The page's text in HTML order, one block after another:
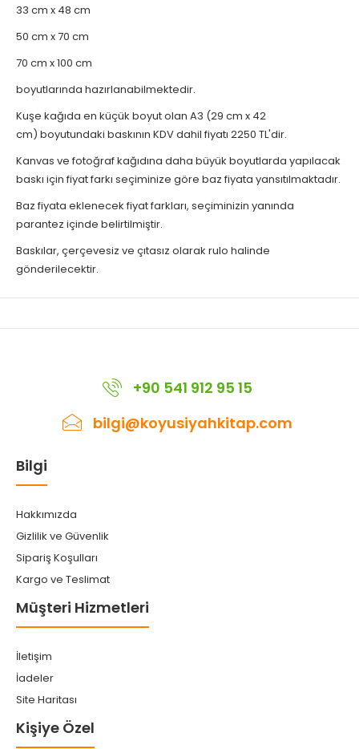
33 cm x 48 cm
50 cm x 70 cm
70 cm x 100 cm
boyutlarında hazırlanabilmektedir.
Kuşe kağıda en küçük boyut olan A3 (29 cm x 42
cm) boyutundaki baskının KDV dahil fiyatı 2250 TL'dir.
Kanvas ve fotoğraf kağıdına daha büyük boyutlarda yapılacak
baskı için fiyat farkı seçiminize göre baz fiyata yansıtılmaktadır.
Baz fiyata eklenecek fiyat farkları, seçiminizin yanında
parantez içinde belirtilmiştir.
Baskılar, çerçevesiz ve çıtasız olarak rulo halinde
gönderilecektir.
+90 541 912 95 15
bilgi@koyusiyahkitap.com
Bilgi
Hakkımızda
Gizlilik ve Güvenlik
Sipariş Koşulları
Kargo ve Teslimat
Müşteri Hizmetleri
İletişim
İadeler
Site Haritası
Kişiye Özel